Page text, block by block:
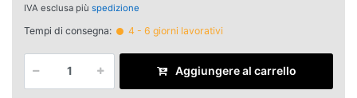
IVA esclusa più spedizione
Tempi di consegna: 4 - 6 giorni lavorativi
Aggiungere al carrello